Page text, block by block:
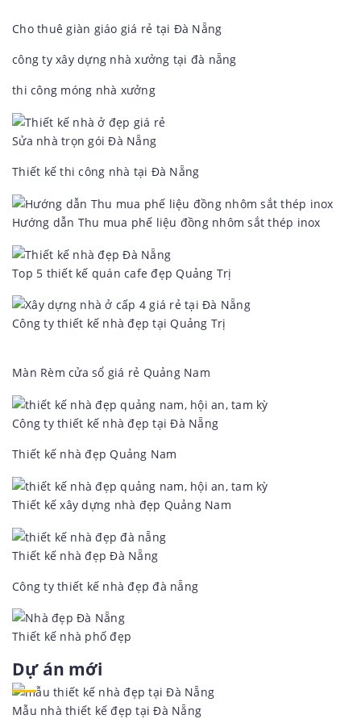
Cho thuê giàn giáo giá rẻ tại Đà Nẵng
công ty xây dựng nhà xưởng tại đà nẵng
thi công móng nhà xưởng
Sửa nhà trọn gói Đà Nẵng
Thiết kế thi công nhà tại Đà Nẵng
Hướng dẫn Thu mua phế liệu đồng nhôm sắt thép inox
Top 5 thiết kế quán cafe đẹp Quảng Trị
Công ty thiết kế nhà đẹp tại Quảng Trị
Màn Rèm cửa sổ giá rẻ Quảng Nam
Công ty thiết kế nhà đẹp tại Đà Nẵng
Thiết kế nhà đẹp Quảng Nam
Thiết kế xây dựng nhà đẹp Quảng Nam
Thiết kế nhà đẹp Đà Nẵng
Công ty thiết kế nhà đẹp đà nẵng
Thiết kế nhà phố đẹp
Dự án mới
Mẫu nhà thiết kế đẹp tại Đà Nẵng